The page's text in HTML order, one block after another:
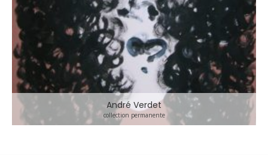
André Verdet
collection permanente